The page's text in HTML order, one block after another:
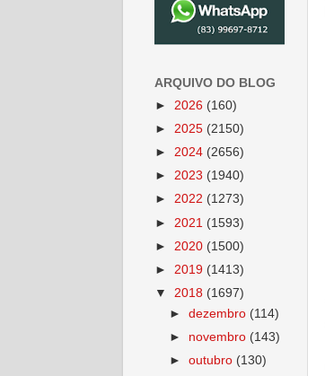
ARQUIVO DO BLOG
► 2026 (160)
► 2025 (2150)
► 2024 (2656)
► 2023 (1940)
► 2022 (1273)
► 2021 (1593)
► 2020 (1500)
► 2019 (1413)
▼ 2018 (1697)
►dezembro (114)
► novembro (143)
►outubro (130)